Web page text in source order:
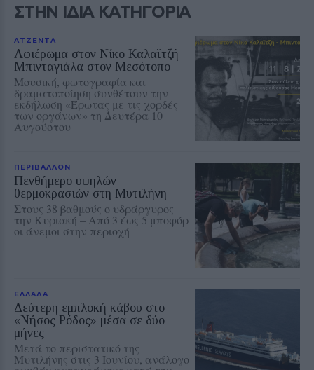
ΣΤΗΝ ΙΔΙΑ ΚΑΤΗΓΟΡΙΑ
ΑΤΖΕΝΤΑ
Αφιέρωμα στον Νίκο Καλαϊτζή –
Μπινταγιάλα στον Μεσότοπο
Μουσική, φωτογραφία και
δραματοποίηση συνθέτουν την
εκδήλωση «Έρωτας με τις χορδές
των οργάνων» τη Δευτέρα 10
Αυγούστου
ΠΕΡΙΒΑΛΛΟΝ
Πενθήμερο υψηλών
θερμοκρασιών στη Μυτιλήνη
Στους 38 βαθμούς ο υδράργυρος
την Κυριακή – Από 3 έως 5 μποφόρ
οι άνεμοι στην περιοχή
ΕΛΛΑΔΑ
Δεύτερη εμπλοκή κάβου στο
«Νήσος Ρόδος» μέσα σε δύο
μήνες
Μετά το περιστατικό της
Μυτιλήνης στις 3 Ιουνίου, ανάλογο